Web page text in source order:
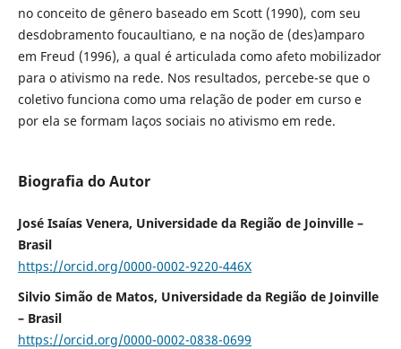
no conceito de gênero baseado em Scott (1990), com seu
desdobramento foucaultiano, e na noção de (des)amparo
em Freud (1996), a qual é articulada como afeto mobilizador
para o ativismo na rede. Nos resultados, percebe-se que o
coletivo funciona como uma relação de poder em curso e
por ela se formam laços sociais no ativismo em rede.
Biografia do Autor
José Isaías Venera, Universidade da Região de Joinville –
Brasil
https://orcid.org/0000-0002-9220-446X
Silvio Simão de Matos, Universidade da Região de Joinville
– Brasil
https://orcid.org/0000-0002-0838-0699